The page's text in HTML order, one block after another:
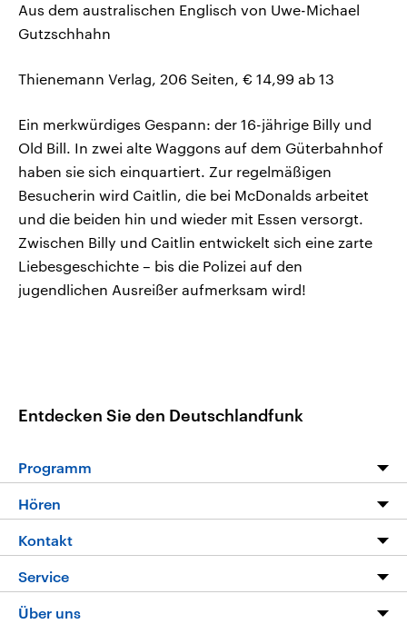
Aus dem australischen Englisch von Uwe-Michael
Gutzschhahn
Thienemann Verlag, 206 Seiten, € 14,99 ab 13
Ein merkwürdiges Gespann: der 16-jährige Billy und
Old Bill. In zwei alte Waggons auf dem Güterbahnhof
haben sie sich einquartiert. Zur regelmäßigen
Besucherin wird Caitlin, die bei McDonalds arbeitet
und die beiden hin und wieder mit Essen versorgt.
Zwischen Billy und Caitlin entwickelt sich eine zarte
Liebesgeschichte – bis die Polizei auf den
jugendlichen Ausreißer aufmerksam wird!
Entdecken Sie den Deutschlandfunk
Programm
Programm
Die Nachrichten
Nachrichtenleicht
Neue Beiträge auf dlf.de
Hören
Livestream
Podcasts
Kontakt
Hörerservice
Service
FAQ
Über uns